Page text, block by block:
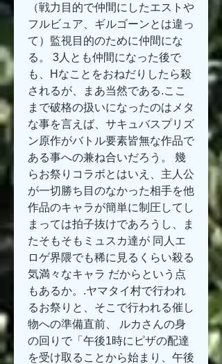
（戦力目的で仲間にしたエストや
フルビュア、ギルゴーンとは違っ
て）監視目的のために仲間にな
る。 3人とも仲間になった後で
も、Hなことをおねだりしたら殺
されるが、まあ当然である.ここ
まで破格の扱いになったのはメタ
な事を言えば、サキュバスプリズ
ン原作がバトル要素皆無な作品で
ある事への兼ね合いだろう。 幾
らお祭りコラボとはいえ、主人公
が一切勝ち目のなかった相手を他
作品のキャラが簡単に制圧してし
まっては拍子抜けであろうし、ま
たそもそもミュスカ達が 同人エ
ロゲ界隈でも稀に見るくらい殺る
気満々なキャラ だからという点
もあるか。.ヤマタイ村で行われ
るお祭りと、そこで行われる催し
物への準備直前、 ルカさんの身
の回りで「午後1時にピザの配達
を受け取ることから始まり、午後